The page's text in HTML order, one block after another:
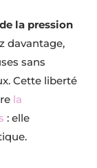
de la pression
davantage,
sans
Cette liberté
la
: elle